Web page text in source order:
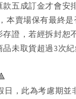
五成訂金才會安
本賣場保有最終是
證，若經拆封恕
品未取貨超過3次
日，此為考慮期